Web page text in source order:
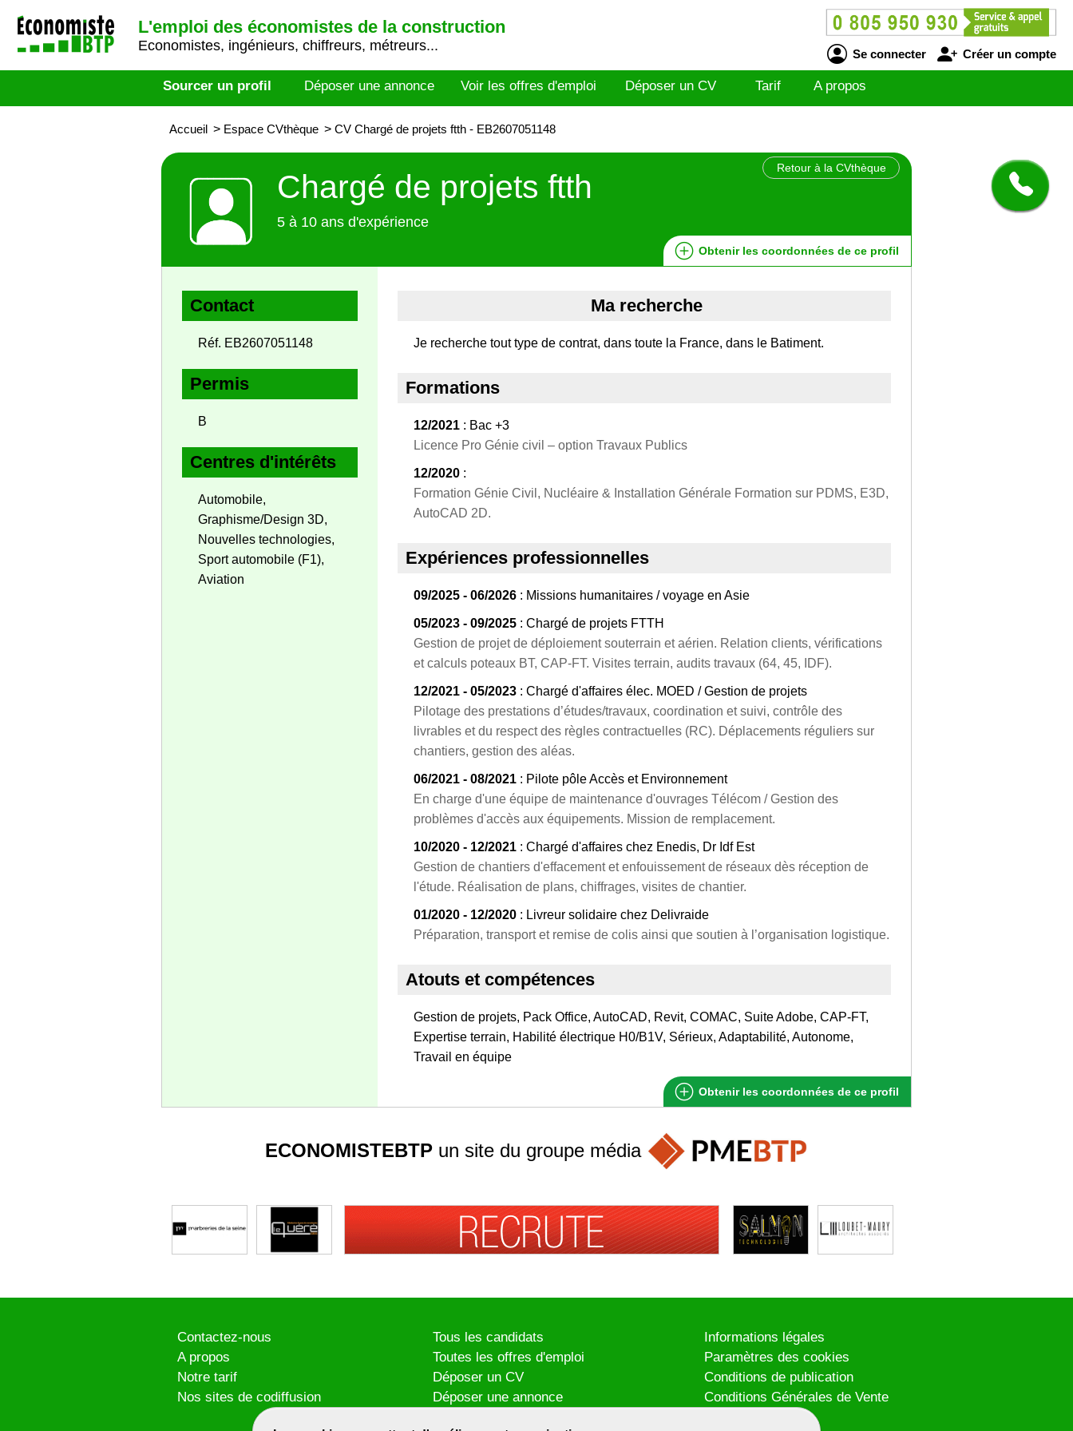
L'emploi des économistes de la construction
Economistes, ingénieurs, chiffreurs, métreurs...
Se connecter Créer un compte
Sourcer un profil Déposer une annonce Voir les offres d'emploi Déposer un CV Tarif A propos
Accueil > Espace CVthèque > CV Chargé de projets ftth - EB2607051148
Retour à la CVthèque
Chargé de projets ftth
5 à 10 ans d'expérience
Obtenir les coordonnées de ce profil
Contact
Réf. EB2607051148
Permis
B
Centres d'intérêts
Automobile,
Graphisme/Design 3D,
Nouvelles technologies,
Sport automobile (F1),
Aviation
Ma recherche
Je recherche tout type de contrat, dans toute la France, dans le Batiment.
Formations
12/2021 : Bac +3
Licence Pro Génie civil – option Travaux Publics
12/2020 :
Formation Génie Civil, Nucléaire & Installation Générale Formation sur PDMS, E3D,
AutoCAD 2D.
Expériences professionnelles
09/2025 - 06/2026 : Missions humanitaires / voyage en Asie
05/2023 - 09/2025 : Chargé de projets FTTH
Gestion de projet de déploiement souterrain et aérien. Relation clients, vérifications
et calculs poteaux BT, CAP‑FT. Visites terrain, audits travaux (64, 45, IDF).
12/2021 - 05/2023 : Chargé d'affaires élec. MOED / Gestion de projets
Pilotage des prestations d’études/travaux, coordination et suivi, contrôle des
livrables et du respect des règles contractuelles (RC). Déplacements réguliers sur
chantiers, gestion des aléas.
06/2021 - 08/2021 : Pilote pôle Accès et Environnement
En charge d'une équipe de maintenance d'ouvrages Télécom / Gestion des
problèmes d'accès aux équipements. Mission de remplacement.
10/2020 - 12/2021 : Chargé d'affaires chez Enedis, Dr Idf Est
Gestion de chantiers d'effacement et enfouissement de réseaux dès réception de
l'étude. Réalisation de plans, chiffrages, visites de chantier.
01/2020 - 12/2020 : Livreur solidaire chez Delivraide
Préparation, transport et remise de colis ainsi que soutien à l’organisation logistique.
Atouts et compétences
Gestion de projets, Pack Office, AutoCAD, Revit, COMAC, Suite Adobe, CAP‑FT,
Expertise terrain, Habilité électrique H0/B1V, Sérieux, Adaptabilité, Autonome,
Travail en équipe
Obtenir les coordonnées de ce profil
ECONOMISTEBTPun site du groupe média
Contactez-nous
A propos
Notre tarif
Nos sites de codiffusion
Tous les candidats
Toutes les offres d'emploi
Déposer un CV
Déposer une annonce
Informations légales
Paramètres des cookies
Conditions de publication
Conditions Générales de Vente